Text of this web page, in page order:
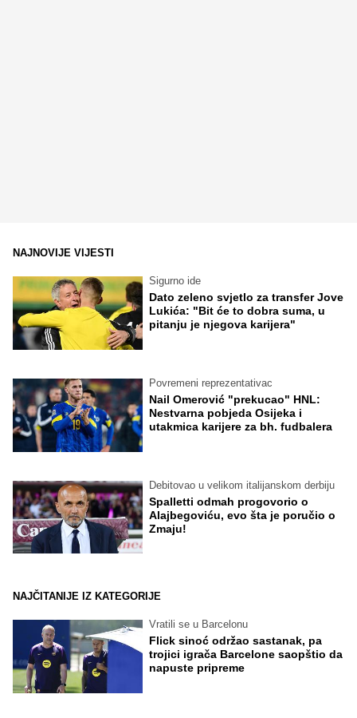
NAJNOVIJE VIJESTI
Sigurno ide
Dato zeleno svjetlo za transfer Jove
Lukića: "Bit će to dobra suma, u
pitanju je njegova karijera"
Povremeni reprezentativac
Nail Omerović "prekucao" HNL:
Nestvarna pobjeda Osijeka i
utakmica karijere za bh. fudbalera
Debitovao u velikom italijanskom derbiju
Spalletti odmah progovorio o
Alajbegoviću, evo šta je poručio o
Zmaju!
NAJČITANIJE IZ KATEGORIJE
Vratili se u Barcelonu
Flick sinoć održao sastanak, pa
trojici igrača Barcelone saopštio da
napuste pripreme